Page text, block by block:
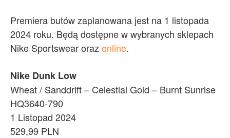
Premiera butów zaplanowana jest na 1 listopada
2024 roku. Będą dostępne w wybranych sklepach
Nike Sportswear oraz online.
Nike Dunk Low
Wheat / Sanddrift – Celestial Gold – Burnt Sunrise
HQ3640-790
1 Listopad 2024
529,99 PLN